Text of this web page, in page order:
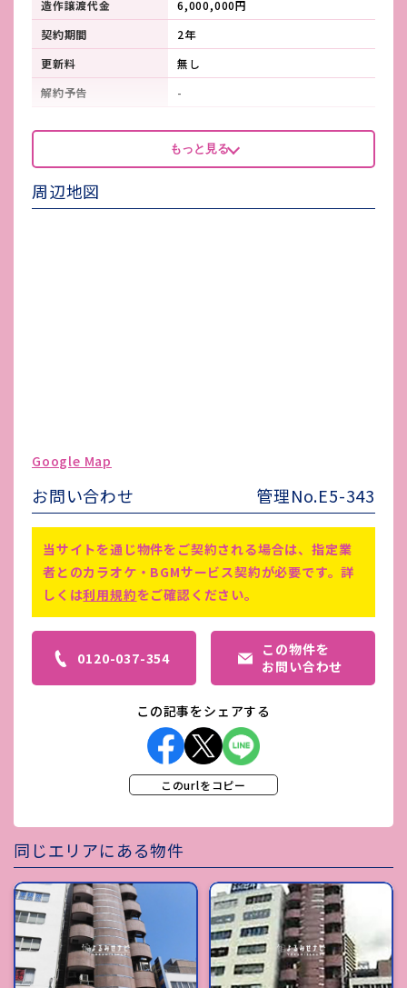
造作譲渡代金
6,000,000円
契約期間
2年
更新料
無し
解約予告
-
看板製作費
-
看板使用料・
維持管理費
-
鍵交換費
家賃保証会社
ゴミ処理費
害虫駆除費
備考
社1ヵ月分、仲介手数料1ヵ月分
もっと見る
周辺地図
Google Map
お問い合わせ 管理No.E5-343
当サイトを通じ物件をご契約される場合は、指定業
者とのカラオケ・BGMサービス契約が必要です。詳
しくは利用規約をご確認ください。
0120-037-354
この物件を
お問い合わせ
この記事をシェアする
このurlをコピー
同じエリアにある物件